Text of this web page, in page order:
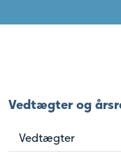
Vedtægter og
Vedtægter